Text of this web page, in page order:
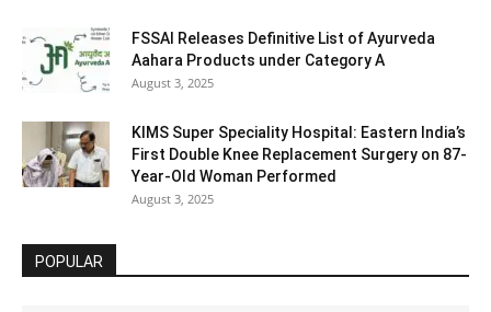
FSSAI Releases Definitive List of Ayurveda
Aahara Products under Category A
August 3, 2025
KIMS Super Speciality Hospital: Eastern India’s
First Double Knee Replacement Surgery on 87-
Year-Old Woman Performed
August 3, 2025
POPULAR